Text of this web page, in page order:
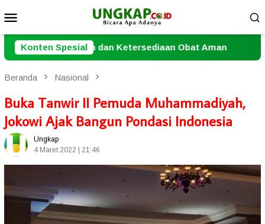
ke
kontenMobile
Konten Spesial
Obat Aman Penutupan Turnamen
Beranda Nasional
Buka Tanwir II Pemuda Muhammadiyah,
Jokowi Ajak Bangun Pondasi Indonesia
Ungkap
4 Maret 2022 | 21:46